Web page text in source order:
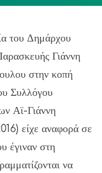
του Δημάρχου
Γιάννη
στην κοπή
Συλλόγου
Αϊ-Γιάννη
είχε αναφορά σε
έγιναν στη
να